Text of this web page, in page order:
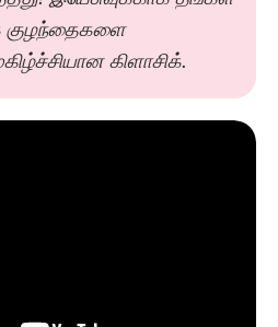
குழந்தைகளை
கிளாசிக்.